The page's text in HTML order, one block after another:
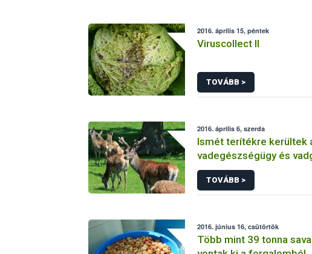
2016. április 15, péntek
Viruscollect II
TOVÁBB >
2016. április 6, szerda
Ismét terítékre kerültek
vadegészségügy és
aktuális kérdései
TOVÁBB >
2016. június 16, csütörtök
Több mint 39 tonna